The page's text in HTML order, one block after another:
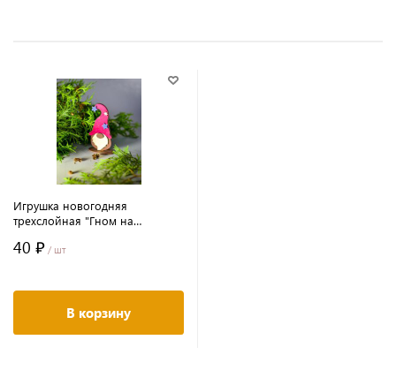
Игрушка новогодняя
трехслойная "Гном на
40 ₽ / шт
В корзину